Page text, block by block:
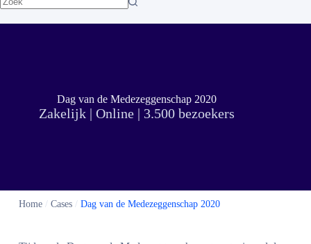
Dag van de Medezeggenschap 2020
Zakelijk | Online | 3.500 bezoekers
Home/ Cases/ Dag van de Medezeggenschap 2020